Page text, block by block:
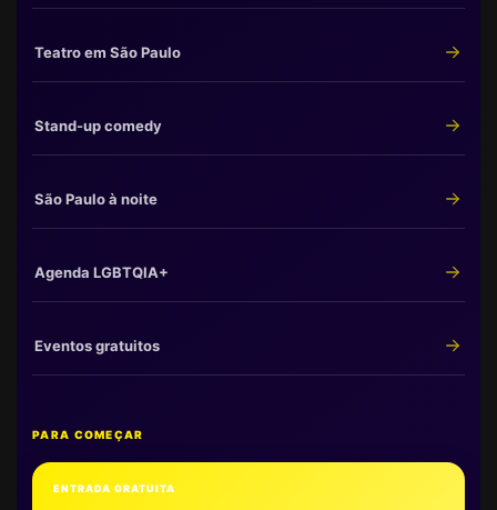
Teatro em São Paulo
Stand-up comedy
São Paulo à noite
Agenda LGBTQIA+
Eventos gratuitos
PARA COMEÇAR
ENTRADA GRATUITA